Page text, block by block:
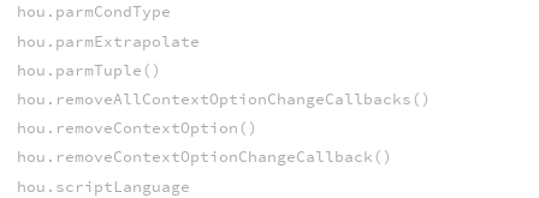
hou.parmCondType
hou.parmExtrapolate
hou.parmTuple()
hou.removeAllContextOptionChangeCallbacks()
hou.removeContextOption()
hou.removeContextOptionChangeCallback()
hou.scriptLanguage